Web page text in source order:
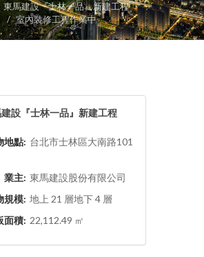
東馬建設『士林一品』新建工程
室內裝修工程作業中
設『士林一品』新建工程
地點: 台北市士林區大南路101
業主: 東馬建設股份有限公司
規模: 地上 21 層地下 4 層
面積: 22,112.49 ㎡